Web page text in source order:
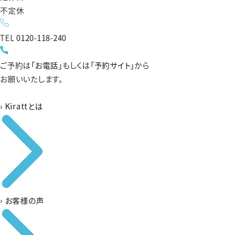
不定休
TEL0120-118-240
ご予約は「お電話」もしくは「予約サイト」から
お願いいたします。
› Kirattとは
› お客様の声